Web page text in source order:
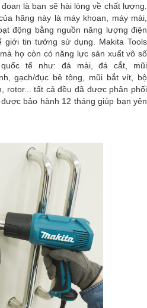
là bạn sẽ hài lòng về chất lượng.
hãng này là máy khoan, máy mài,
động bằng nguồn năng lượng điện
giới tin tưởng sử dụng. Makita Tools
họ còn có năng lực sản xuất vô số
tế như: đá mài, đá cắt, mũi
gạch/đục bê tông, mũi bắt vít, bộ
rotor... tất cả đều đã được phân phối
bảo hành 12 tháng giúp bạn yên